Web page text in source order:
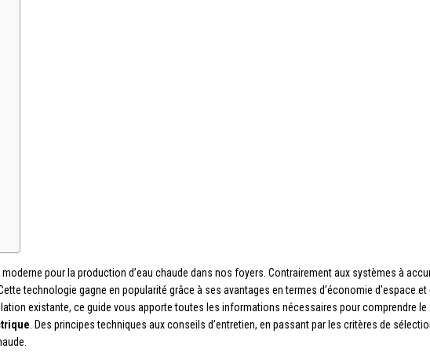
pour la production d’eau chaude dans nos foyers. Contrairement aux systèmes à
technologie gagne en popularité grâce à ses avantages en termes d’économie d’espace et
existante, ce guide vous apporte toutes les informations nécessaires pour comprendre
. Des principes techniques aux conseils d’entretien, en passant par les critères de